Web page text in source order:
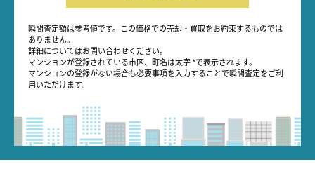
瞬間査定額は参考値です。この価格での売却・買取をお約束するものでは
ありません。
詳細についてはお問い合わせください。
マンションが登録されている市区、町名は太字 *で表示されます。
マンションの登録がない場合も必要事項を入力することで瞬間査定をご利
用いただけます。